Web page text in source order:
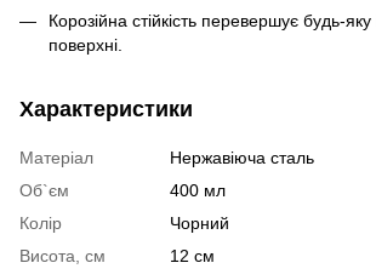
Корозійна стійкість перевершує будь-
поверхні.
Характеристики
Матеріал
Нержавіюча сталь
Об`єм
400 мл
Колір
Чорний
Висота, см
12 см